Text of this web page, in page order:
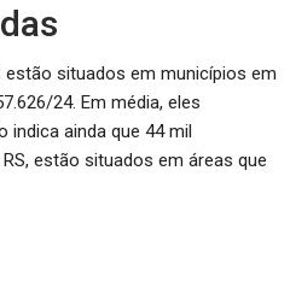
estão situados em municípios em
24. Em média, eles
indica ainda que 44 mil
estão situados em áreas que